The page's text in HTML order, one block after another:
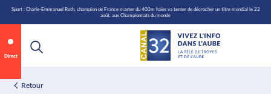
Aller
au
contenu
Sport : Charle-Emmanuel Roth, champion de France master du 400m haies va tenter de décrocher un titre mondial le 22
août, aux Championnats du monde
Direct
Retour